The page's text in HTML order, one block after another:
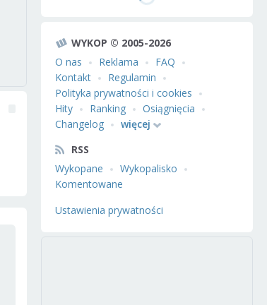
WYKOP © 2005-2026
O nas
Reklama
FAQ
Kontakt
Regulamin
Polityka prywatności i cookies
Hity
Ranking
Osiągnięcia
Changelog
więcej
RSS
Wykopane
Wykopalisko
Komentowane
Ustawienia prywatności